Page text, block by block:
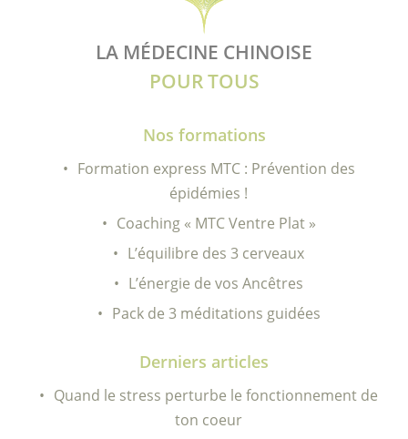
LA MÉDECINE CHINOISE
POUR TOUS
Nos formations
Formation express MTC : Prévention des
épidémies !
Coaching « MTC Ventre Plat »
L’équilibre des 3 cerveaux
L’énergie de vos Ancêtres
Pack de 3 méditations guidées
Derniers articles
Quand le stress perturbe le fonctionnement de
ton coeur